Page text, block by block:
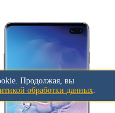
Продолжая, вы
обработки данных.